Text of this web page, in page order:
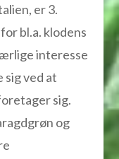
er 3.
bl.a. klodens
interesse
sig ved at
sig.
og